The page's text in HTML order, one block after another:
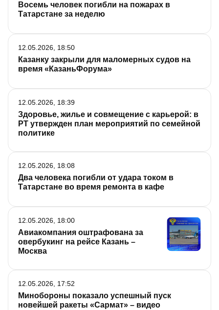
Восемь человек погибли на пожарах в
Татарстане за неделю
Казанку закрыли для маломерных судов на
время «КазаньФорума»
12.05.2026, 18:50
Здоровье, жилье и совмещение с карьерой: в
РТ утвержден план мероприятий по семейной
политике
12.05.2026, 18:39
Два человека погибли от удара током в
Татарстане во время ремонта в кафе
12.05.2026, 18:08
Авиакомпания оштрафована за
овербукинг на рейсе Казань –
Москва
12.05.2026, 18:00
Минобороны показало успешный пуск
новейшей ракеты «Сармат» – видео
12.05.2026, 17:52